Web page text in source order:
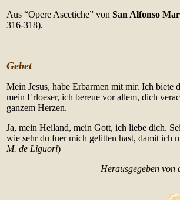
Aus “Opere Ascetiche” von San Alfonso
316-318).
Gebet
Mein Jesus, habe Erbarmen mit mir. Ich biete
mein Erloeser, ich bereue vor allem, dich
ganzem Herzen.
Ja, mein Heiland, mein Gott, ich liebe dich.
wie sehr du fuer mich gelitten hast, damit ich
M. de Liguori)
Herausgegeben